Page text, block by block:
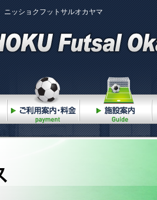
ニッショクフットサルオカヤマ
ニュース ご利用案内・料金